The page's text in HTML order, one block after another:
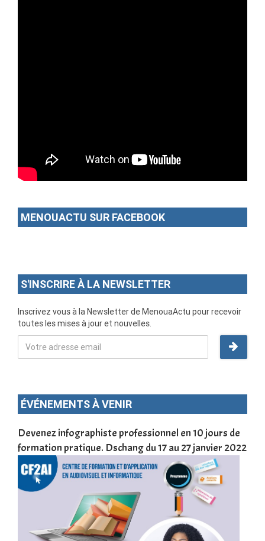
MENOUACTU SUR FACEBOOK
S'INSCRIRE À LA NEWSLETTER
Inscrivez vous à la Newsletter de MenouaActu pour recevoir
toutes les mises à jour et nouvelles.
ÉVÉNEMENTS À VENIR
Devenez infographiste professionnel en 10 jours de
formation pratique. Dschang du 17 au 27 janvier 2022